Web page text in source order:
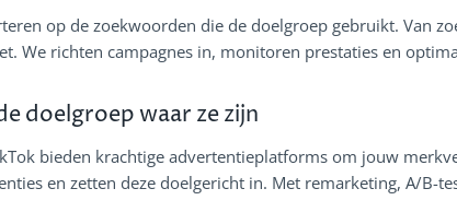
op de zoekwoorden die de doelgroep gebruikt. Van
We richten campagnes in, monitoren prestaties en
doelgroep waar ze zijn
bieden krachtige advertentieplatforms om jouw
en zetten deze doelgericht in. Met remarketing, A/B-